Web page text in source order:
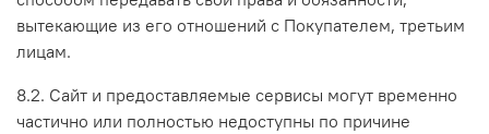
вытекающие из его отношений с Покупателем, третьим
лицам.
8.2. Сайт и предоставляемые сервисы могут временно
частично или полностью недоступны по причине